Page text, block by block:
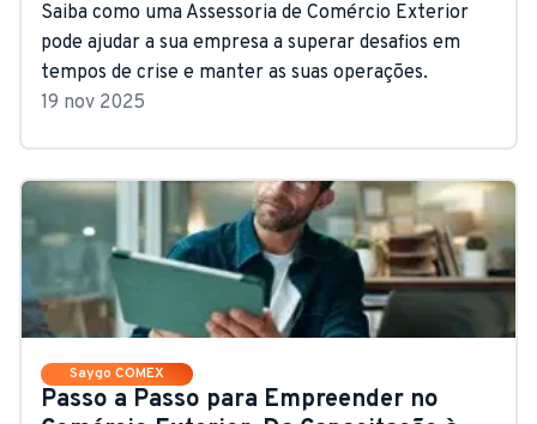
Saiba como uma Assessoria de Comércio Exterior
pode ajudar a sua empresa a superar desafios em
tempos de crise e manter as suas operações.
19 nov 2025
Saygo COMEX
Passo a Passo para Empreender no